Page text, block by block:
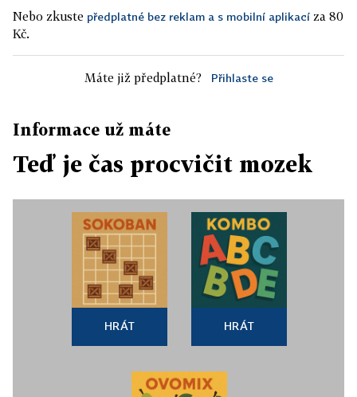
Nebo zkuste předplatné bez reklam a s mobilní aplikací za 80
Kč.
Máte již předplatné? Přihlaste se
Informace už máte
Teď je čas procvičit mozek
HRÁT HRÁT